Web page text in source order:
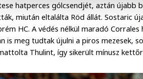
hatperces gólcsendjét, aztán újabb
miután eltalálta Röd állát. Sostaric
HC. A védés nélkül maradó Corrales
is meg tudtak újulni a piros mezesek,
Thulint, így sikerült mínusz